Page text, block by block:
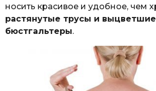
носить красивое и удобное, чем
растянутые трусы и выцветшие
бюстгальтеры.